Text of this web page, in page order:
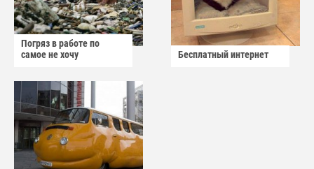
Погряз в работе по
самое не хочу
Бесплатный интернет